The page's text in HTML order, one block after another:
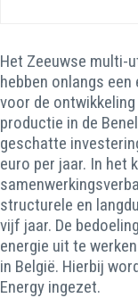
Het Zeeuwse multi-
hebben onlangs
voor de
productie in de
geschatte
euro per jaar. In het
structurele en
vijf jaar. De
energie uit te
in België. Hierbij
Energy ingezet.